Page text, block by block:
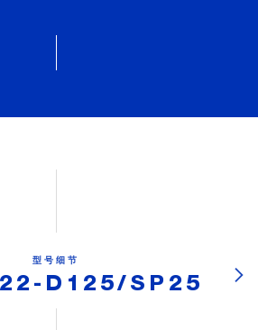
型号细节
D125/SP25